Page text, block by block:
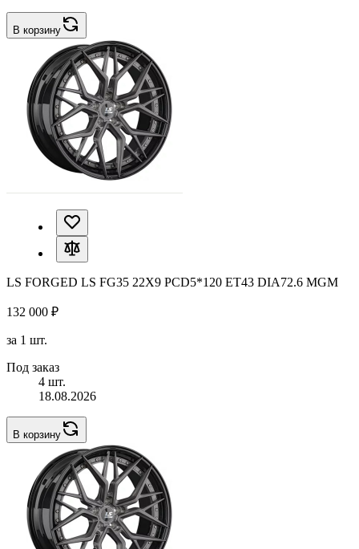
В корзину
LS FORGED LS FG35 22X9 PCD5*120 ET43 DIA72.6 MGM
132 000 ₽
за 1 шт.
Под заказ
4 шт.
18.08.2026
В корзину